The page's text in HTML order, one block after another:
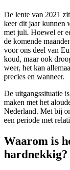
De lente van 2021
keer dit jaar kunnen
met juli. Hoewel er
de komende
voor ons deel van
koud, maar ook
weer, het kan
precies en wanneer.
De uitgangssituatie
maken met het
Nederland. Met bij
een periode met
Waarom is
hardnekkig?